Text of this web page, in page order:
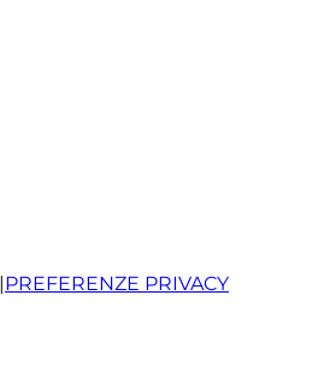
|PREFERENZE PRIVACY